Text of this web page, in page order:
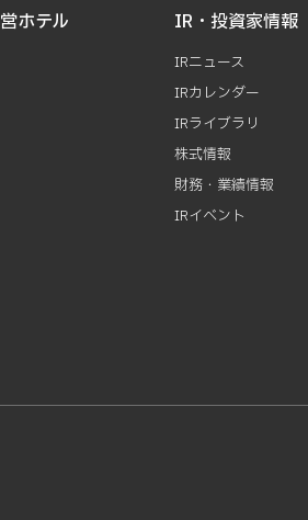
ホテル IR・投資家情報
IRニュース
IRカレンダー
IRライブラリ
株式情報
財務・業績情報
IRイベント